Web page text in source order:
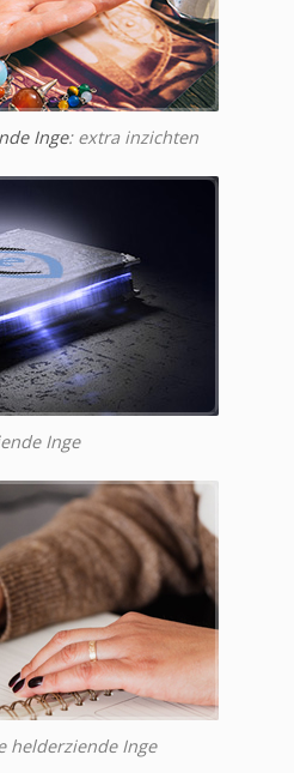
Inge: extra inzichten
Inge
helderziende Inge